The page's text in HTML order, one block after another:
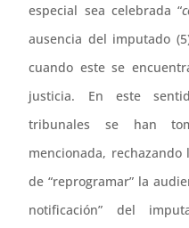
especial sea celebrada “
ausencia del imputado
cuando este se
justicia. En este
tribunales se han
mencionada,
de “reprogramar” la
notificación” del